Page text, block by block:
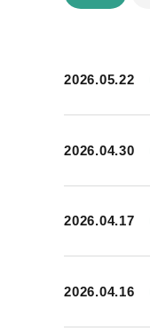
2026.05.22
2026.04.30
2026.04.17
2026.04.16